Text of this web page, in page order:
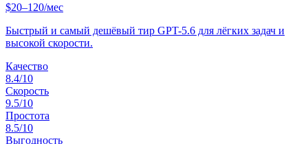
$20–120/мес
Быстрый и самый дешёвый тир GPT-5.6 для лёгких задач и
высокой скорости.
Качество
8.4/10
Скорость
9.5/10
Простота
8.5/10
Выгодность